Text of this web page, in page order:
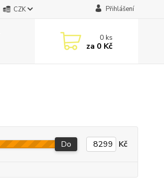
CZK Přihlášení
0ks
za 0 Kč
Do Kč